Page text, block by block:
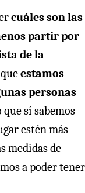
cuáles son las
partir por
de la
estamos
personas
sí sabemos
estén más
medidas de
a poder tener